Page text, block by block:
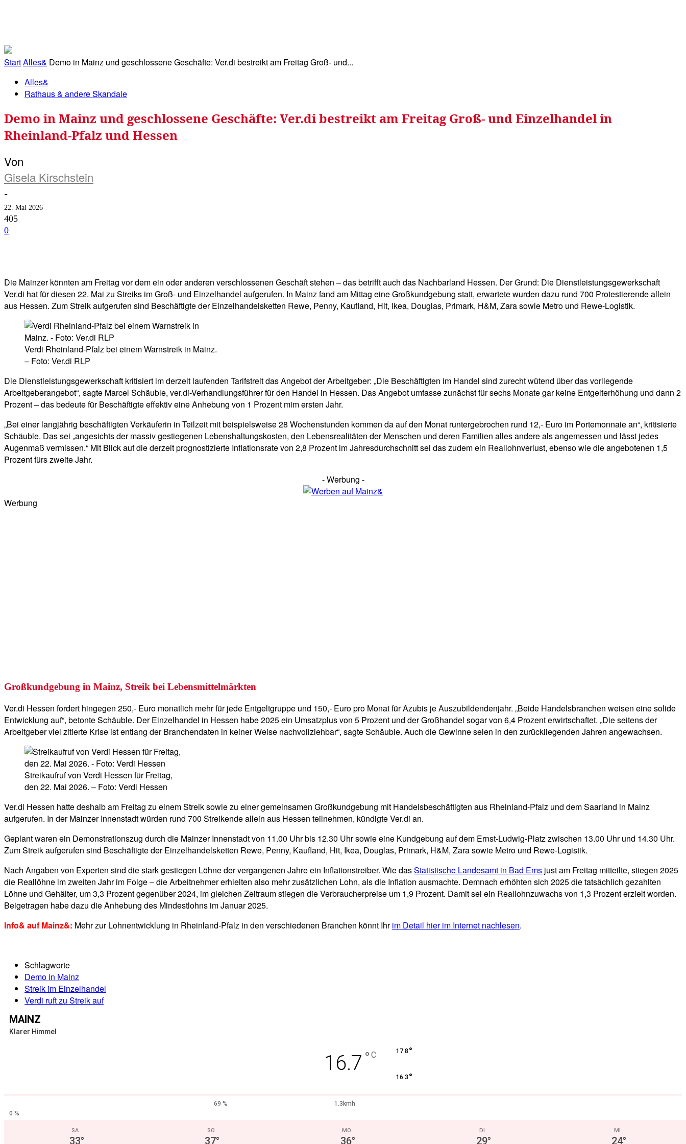
StartAlles& Demo in Mainz und geschlossene Geschäfte: Ver.di bestreikt am Freitag Groß- und...
Alles&
Rathaus & andere Skandale
Demo in Mainz und geschlossene Geschäfte: Ver.di bestreikt am Freitag Groß- und Einzelhandel in
Rheinland-Pfalz und Hessen
Von
Gisela Kirschstein
-
22. Mai 2026
405
0
Die Mainzer könnten am Freitag vor dem ein oder anderen verschlossenen Geschäft stehen – das betrifft auch das Nachbarland Hessen. Der Grund: Die Dienstleistungsgewerkschaft
Ver.di hat für diesen 22. Mai zu Streiks im Groß- und Einzelhandel aufgerufen. In Mainz fand am Mittag eine Großkundgebung statt, erwartete wurden dazu rund 700 Protestierende allein
aus Hessen. Zum Streik aufgerufen sind Beschäftigte der Einzelhandelsketten Rewe, Penny, Kaufland, Hit, Ikea, Douglas, Primark, H&M, Zara sowie Metro und Rewe-Logistik.
Verdi Rheinland-Pfalz bei einem Warnstreik in Mainz.
– Foto: Ver.di RLP
Die Dienstleistungsgewerkschaft kritisiert im derzeit laufenden Tarifstreit das Angebot der Arbeitgeber: „Die Beschäftigten im Handel sind zurecht wütend über das vorliegende
Arbeitgeberangebot“, sagte Marcel Schäuble, ver.di-Verhandlungsführer für den Handel in Hessen. Das Angebot umfasse zunächst für sechs Monate gar keine Entgelterhöhung und dann 2
Prozent – das bedeute für Beschäftigte effektiv eine Anhebung von 1 Prozent mim ersten Jahr.
„Bei einer langjährig beschäftigten Verkäuferin in Teilzeit mit beispielsweise 28 Wochenstunden kommen da auf den Monat runtergebrochen rund 12,- Euro im Portemonnaie an“, kritisierte
Schäuble. Das sei „angesichts der massiv gestiegenen Lebenshaltungskosten, den Lebensrealitäten der Menschen und deren Familien alles andere als angemessen und lässt jedes
Augenmaß vermissen.“ Mit Blick auf die derzeit prognostizierte Inflationsrate von 2,8 Prozent im Jahresdurchschnitt sei das zudem ein Reallohnverlust, ebenso wie die angebotenen 1,5
Prozent fürs zweite Jahr.
- Werbung -
Werbung
Großkundgebung in Mainz, Streik bei Lebensmittelmärkten
Ver.di Hessen fordert hingegen 250,- Euro monatlich mehr für jede Entgeltgruppe und 150,- Euro pro Monat für Azubis je Auszubildendenjahr. „Beide Handelsbranchen weisen eine solide
Entwicklung auf“, betonte Schäuble. Der Einzelhandel in Hessen habe 2025 ein Umsatzplus von 5 Prozent und der Großhandel sogar von 6,4 Prozent erwirtschaftet. „Die seitens der
Arbeitgeber viel zitierte Krise ist entlang der Branchendaten in keiner Weise nachvollziehbar“, sagte Schäuble. Auch die Gewinne seien in den zurückliegenden Jahren angewachsen.
Streikaufruf von Verdi Hessen für Freitag,
den 22. Mai 2026. – Foto: Verdi Hessen
Ver.di Hessen hatte deshalb am Freitag zu einem Streik sowie zu einer gemeinsamen Großkundgebung mit Handelsbeschäftigten aus Rheinland-Pfalz und dem Saarland in Mainz
aufgerufen. In der Mainzer Innenstadt würden rund 700 Streikende allein aus Hessen teilnehmen, kündigte Ver.di an.
Geplant waren ein Demonstrationszug durch die Mainzer Innenstadt von 11.00 Uhr bis 12.30 Uhr sowie eine Kundgebung auf dem Ernst-Ludwig-Platz zwischen 13.00 Uhr und 14.30 Uhr.
Zum Streik aufgerufen sind Beschäftigte der Einzelhandelsketten Rewe, Penny, Kaufland, Hit, Ikea, Douglas, Primark, H&M, Zara sowie Metro und Rewe-Logistik.
Nach Angaben von Experten sind die stark gestiegen Löhne der vergangenen Jahre ein Inflationstreiber. Wie dasStatistische Landesamt in Bad Ems just am Freitag mitteilte, stiegen 2025
die Reallöhne im zweiten Jahr im Folge – die Arbeitnehmer erhielten also mehr zusätzlichen Lohn, als die Inflation ausmachte. Demnach erhöhten sich 2025 die tatsächlich gezahlten
Löhne und Gehälter, um 3,3 Prozent gegenüber 2024, im gleichen Zeitraum stiegen die Verbraucherpreise um 1,9 Prozent. Damit sei ein Reallohnzuwachs von 1,3 Prozent erzielt worden.
Beigetragen habe dazu die Anhebung des Mindestlohns im Januar 2025.
Info& auf Mainz&: Mehr zur Lohnentwicklung in Rheinland-Pfalz in den verschiedenen Branchen könnt Ihrim Detail hier im Internet nachlesen.
Schlagworte
Demo in Mainz
Streik im Einzelhandel
Verdi ruft zu Streik auf
MAINZ
Klarer Himmel
16.7 ° C 17.8 °
16.3 °
69 %
1.3kmh
0 %
SA.
33°
SO.
37°
MO.
36°
DI.
29°
MI.
24°